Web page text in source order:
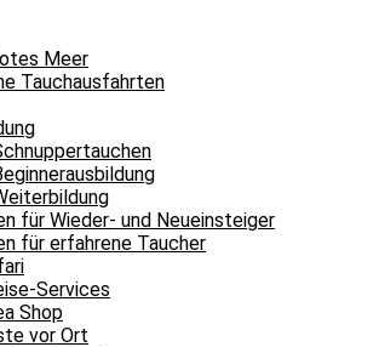
Meer
Tauchausfahrten
für Wieder- und Neueinsteiger
für erfahrene Taucher
Services
Shop
vor Ort